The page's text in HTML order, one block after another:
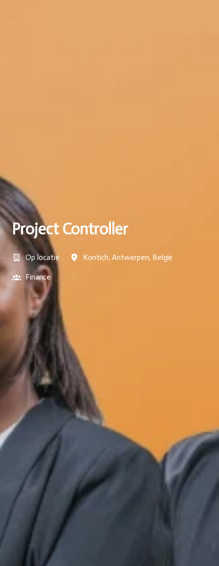
Project Controller
Op locatie Kontich, Antwerpen, België
Finance